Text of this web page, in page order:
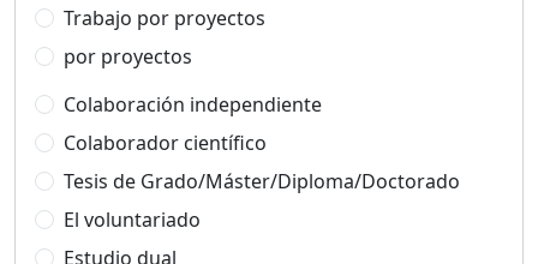
Trabajo por proyectos
por proyectos
Colaboración independiente
Colaborador científico
Tesis de Grado/Máster/Diploma/Doctorado
El voluntariado
Estudio dual